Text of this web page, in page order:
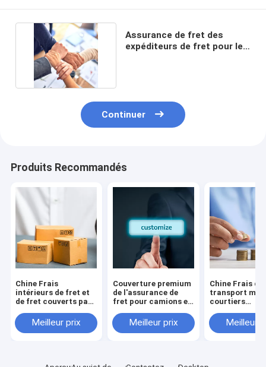
Assurance de fret des
expéditeurs de fret pour les
Continuer
Produits Recommandés
Chine Frais
intérieurs de fret et
de fret couverts par
Meilleur prix
Couverture premium
de l'assurance de
fret pour camions en
Rétablissement
Meilleur prix
Chine Frais de
transport
courtiers
maritime
Assurances
Meilleur